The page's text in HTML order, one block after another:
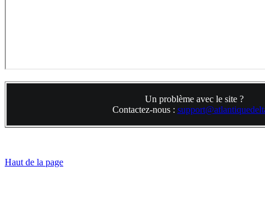
Un problème avec le site ?
Contactez-nous :
Haut de la page